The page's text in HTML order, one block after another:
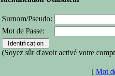
Surnom/Pseudo:
Mot de Passe:
(Soyez sûr d'avoir activé votre
[ Mot